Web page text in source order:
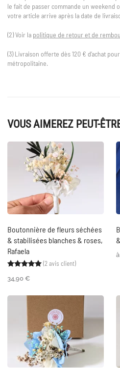
le fait de passer commande un weekend
votre article arrive après la date de
(2) Voir la politique de retour et de
(3) Livraison offerte dès 120 € d’achat
métropolitaine.
VOUS AIMEREZ PEUT-
Boutonnière de fleurs séchées
& stabilisées blanches & roses,
Rafaela
Noté5.00sur 5 basé
2
(2avis client)
34,90 €